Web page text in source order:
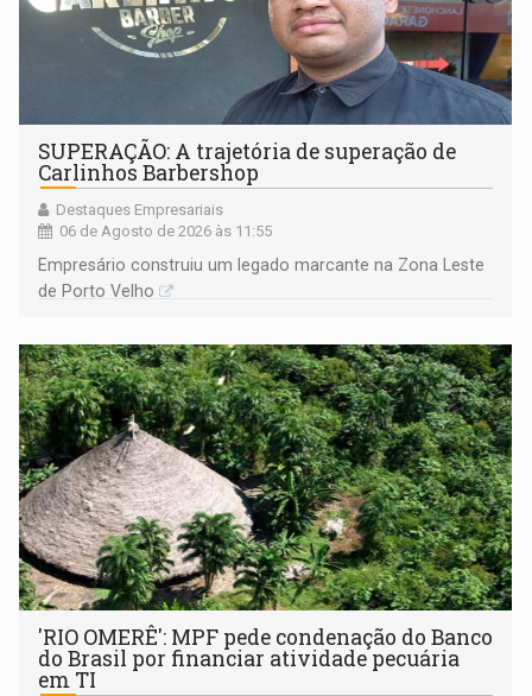
SUPERAÇÃO: A trajetória de superação de
Carlinhos Barbershop
Destaques Empresariais
06 de Agosto de 2026 às 11:55
Empresário construiu um legado marcante na Zona Leste
de Porto Velho
'RIO OMERÊ': MPF pede condenação do Banco
do Brasil por financiar atividade pecuária
em TI